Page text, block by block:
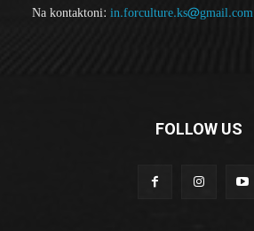
Na kontaktoni: in.forculture.ks@gmail.com
FOLLOW US